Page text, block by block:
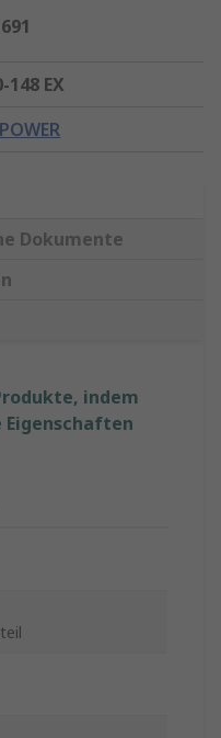
148 EX
Dokumente
indem
Eigenschaften